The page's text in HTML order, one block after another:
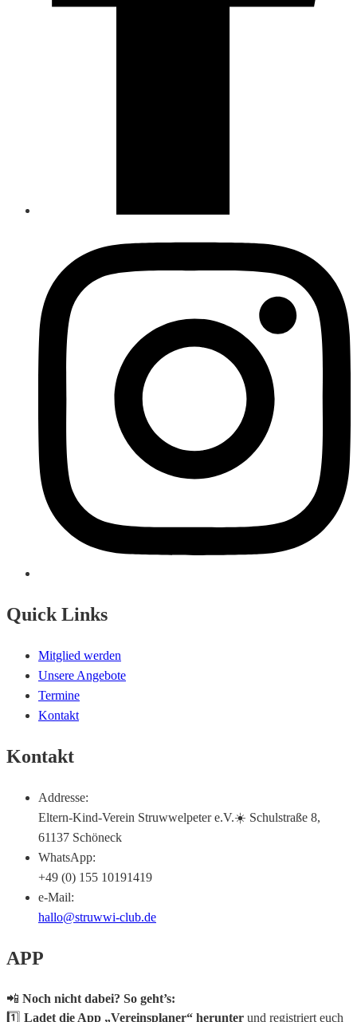
Quick Links
Mitglied werden
Unsere Angebote
Termine
Kontakt
Kontakt
Addresse:
Eltern-Kind-Verein Struwwelpeter e.V.☀️ Schulstraße 8,
61137 Schöneck
WhatsApp:
+49 (0) 155 10191419
e-Mail:
hallo@struwwi-club.de
APP
📲 Noch nicht dabei? So geht’s:
1️⃣ Ladet die App „Vereinsplaner“ herunter und registriert euch